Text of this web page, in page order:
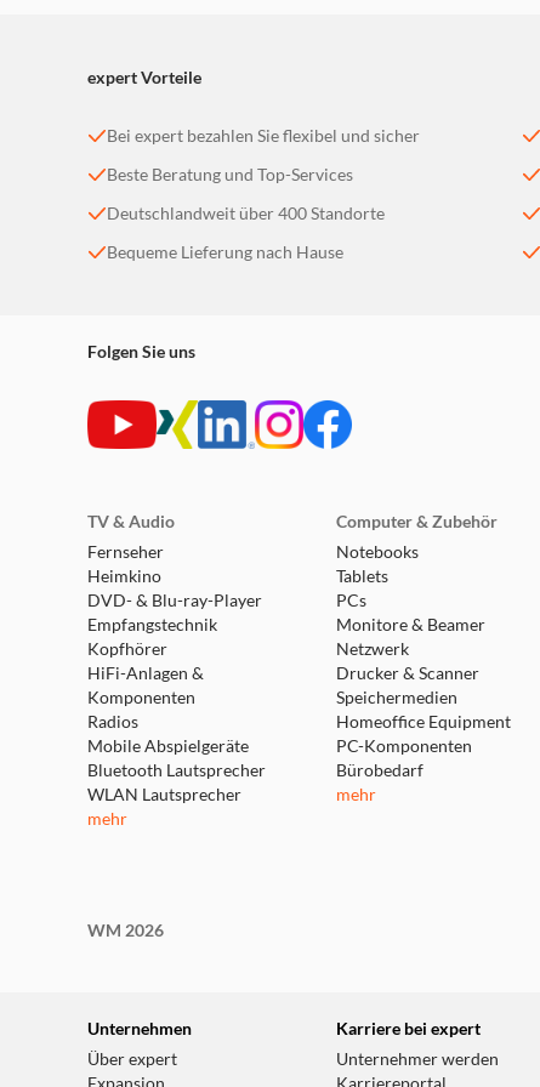
expert Vorteile
Bei expert bezahlen Sie flexibel und sicher
Beste Beratung und Top-Services
Deutschlandweit über 400 Standorte
Bequeme Lieferung nach Hause
Folgen Sie uns
TV & Audio
Fernseher
Heimkino
DVD- & Blu-ray-Player
Empfangstechnik
Kopfhörer
HiFi-Anlagen &
Komponenten
Radios
Mobile Abspielgeräte
Bluetooth Lautsprecher
WLAN Lautsprecher
mehr
Computer & Zubehör
Notebooks
Tablets
PCs
Monitore & Beamer
Netzwerk
Drucker & Scanner
Speichermedien
Homeoffice Equipment
PC-Komponenten
Bürobedarf
mehr
WM 2026
Unternehmen
Über expert
Karriere bei expert
Unternehmer werden